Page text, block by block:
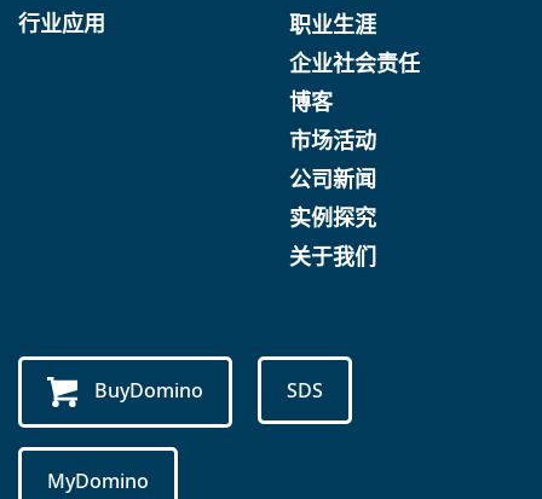
行业应用
职业生涯
企业社会责任
博客
市场活动
公司新闻
实例探究
关于我们
BuyDomino SDS
MyDomino